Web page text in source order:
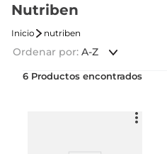
Nutriben
nutriben
Ordenar por A-Z
6